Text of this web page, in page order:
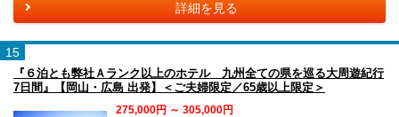
詳細を見る
15
『６泊とも弊社Ａランク以上のホテル 九州全ての県を巡る大周遊紀行
7日間』【岡山・広島 出発】＜ご夫婦限定／65歳以上限定＞
275,000円 ～ 305,000円